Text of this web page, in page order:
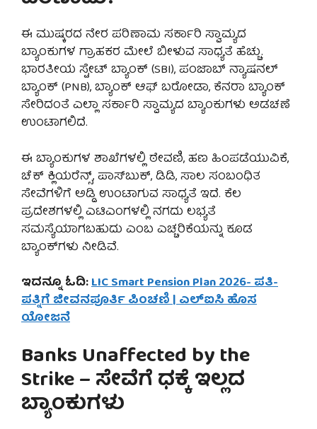
ಈ ಮುಷ್ಕರದ ನೇರ ಪರಿಣಾಮ ಸರ್ಕಾರಿ ಸ್ವಾಮ್ಯದ
ಬ್ಯಾಂಕುಗಳ ಗ್ರಾಹಕರ ಮೇಲೆ ಬೀಳುವ ಸಾಧ್ಯತೆ ಹೆಚ್ಚು.
ಭಾರತೀಯ ಸ್ಟೇಟ್ ಬ್ಯಾಂಕ್ (SBI), ಪಂಜಾಬ್ ನ್ಯಾಷನಲ್
ಬ್ಯಾಂಕ್ (PNB), ಬ್ಯಾಂಕ್ ಆಫ್ ಬರೋಡಾ, ಕೆನರಾ ಬ್ಯಾಂಕ್
ಸೇರಿದಂತೆ ಎಲ್ಲಾ ಸರ್ಕಾರಿ ಸ್ವಾಮ್ಯದ ಬ್ಯಾಂಕುಗಳು ಅಡಚಣೆ
ಉಂಟಾಗಲಿದೆ.
ಈ ಬ್ಯಾಂಕುಗಳ ಶಾಖೆಗಳಲ್ಲಿ ಠೇವಣಿ, ಹಣ ಹಿಂಪಡೆಯುವಿಕೆ,
ಚೆಕ್ ಕ್ಲಿಯರೆನ್ಸ್, ಪಾಸ್‌ಬುಕ್, ಡಿಡಿ, ಸಾಲ ಸಂಬಂಧಿತ
ಸೇವೆಗಳಿಗೆ ಅಡ್ಡಿ ಉಂಟಾಗುವ ಸಾಧ್ಯತೆ ಇದೆ. ಕೆಲ
ಪ್ರದೇಶಗಳಲ್ಲಿ ಎಟಿಎಂಗಳಲ್ಲಿ ನಗದು ಲಭ್ಯತೆ
ಸಮಸ್ಯೆಯಾಗಬಹುದು ಎಂಬ ಎಚ್ಚರಿಕೆಯನ್ನು ಕೂಡ
ಬ್ಯಾಂಕ್‌ಗಳು ನೀಡಿವೆ.
ಇದನ್ನೂ ಓದಿ:LIC Smart Pension Plan 2026- ಪತಿ-
ಪತ್ನಿಗೆ ಜೀವನಪೂರ್ತಿ ಪಿಂಚಣಿ | ಎಲ್‌ಐಸಿ ಹೊಸ
ಯೋಜನೆ
Banks Unaffected by the
Strike – ಸೇವೆಗೆ ಧಕ್ಕೆ ಇಲ್ಲದ
ಬ್ಯಾಂಕುಗಳು